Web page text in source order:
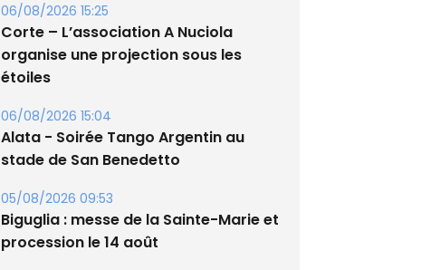
06/08/2026 15:25
Corte – L’association A Nuciola
organise une projection sous les
étoiles
06/08/2026 15:04
Alata - Soirée Tango Argentin au
stade de San Benedetto
05/08/2026 09:53
Biguglia : messe de la Sainte-Marie et
procession le 14 août